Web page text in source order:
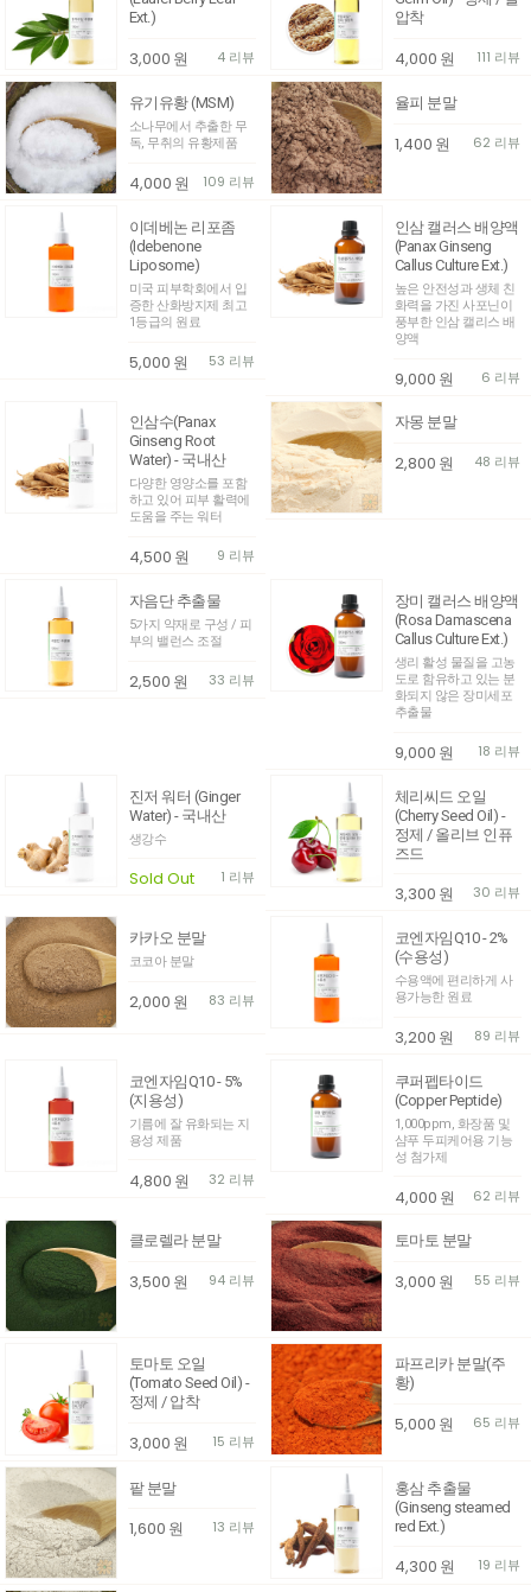
Ext.)
3,000 원 4 리뷰
압착
4,000 원 111 리뷰
유기유황 (MSM)
소나무에서 추출한 무
독, 무취의 유황제품
4,000 원 109 리뷰
율피 분말
1,400 원 62 리뷰
이데베논 리포좀
(Idebenone
Liposome)
미국 피부학회에서 입
증한 산화방지제 최고
1등급의 원료
5,000 원 53 리뷰
인삼 캘러스 배양액
(Panax Ginseng
Callus Culture Ext.)
높은 안전성과 생체 친
화력을 가진 사포닌이
풍부한 인삼 캘리스 배
양액
9,000 원 6 리뷰
인삼수(Panax
Ginseng Root
Water) - 국내산
다양한 영양소를 포함
하고 있어 피부 활력에
도움을 주는 워터
4,500 원 9 리뷰
자몽 분말
2,800 원 48 리뷰
자음단 추출물
5가지 약재로 구성 / 피
부의 밸런스 조절
2,500 원 33 리뷰
장미 캘러스 배양액
(Rosa Damascena
Callus Culture Ext.)
생리 활성 물질을 고농
도로 함유하고 있는 분
화되지 않은 장미세포
추출물
9,000 원 18 리뷰
진저 워터 (Ginger
Water) - 국내산
생강수
Sold Out 1 리뷰
체리씨드 오일
(Cherry Seed Oil) -
정제 / 올리브 인퓨
즈드
3,300 원 30 리뷰
카카오 분말
코코아 분말
2,000 원 83 리뷰
코엔자임Q10 - 2%
(수용성)
수용액에 편리하게 사
용가능한 원료
3,200 원 89 리뷰
코엔자임Q10 - 5%
(지용성)
기름에 잘 유화되는 지
용성 제품
4,800 원 32 리뷰
쿠퍼펩타이드
(Copper Peptide)
1,000ppm, 화장품 및
샴푸 두피케어용 기능
성 첨가제
4,000 원 62 리뷰
클로렐라 분말
3,500 원 94 리뷰
토마토 분말
3,000 원 55 리뷰
토마토 오일
(Tomato Seed Oil) -
정제 / 압착
3,000 원 15 리뷰
파프리카 분말(주
황)
5,000 원 65 리뷰
팥 분말
1,600 원 13 리뷰
홍삼 추출물
(Ginseng steamed
red Ext.)
4,300 원 19 리뷰